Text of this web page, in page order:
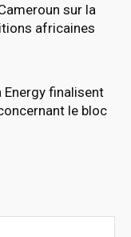
sur la
africaines
Energy finalisent
le bloc